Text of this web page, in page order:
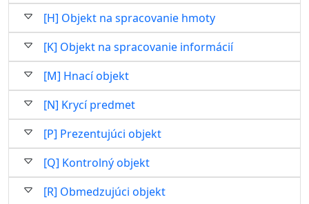
[H] Objekt na spracovanie hmoty
[K] Objekt na spracovanie informácií
[M] Hnací objekt
[N] Krycí predmet
[P] Prezentujúci objekt
[Q] Kontrolný objekt
[R] Obmedzujúci objekt